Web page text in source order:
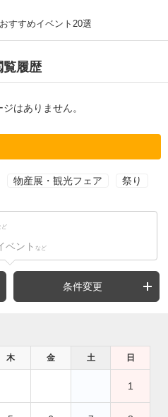
すすめイベント20選
覧履歴
はありません。
物産展・観光フェア 祭り
ど
ベント など
条件変更
木 金 土 日
1